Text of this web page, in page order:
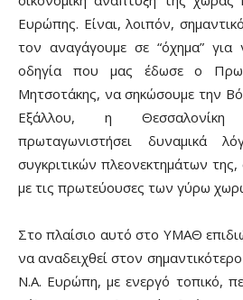
Ευρώπης. Είναι, λοιπόν,
τον αναγάγουμε σε “όχημα” για
οδηγία που μας έδωσε ο
Μητσοτάκης, να σηκώσουμε την
Εξάλλου, η Θεσσαλονίκη
πρωταγωνιστήσει δυναμικά
συγκριτικών πλεονεκτημάτων
με τις πρωτεύουσες των γύρω
Στο πλαίσιο αυτό στο ΥΜΑΘ
να αναδειχθεί στον
Ν.Α. Ευρώπη, με ενεργό τοπικό,